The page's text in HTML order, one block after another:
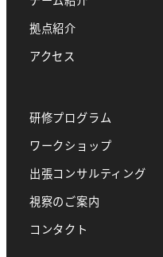
拠点紹介
アクセス
研修プログラム
ワークショップ
出張コンサルティング
視察のご案内
コンタクト